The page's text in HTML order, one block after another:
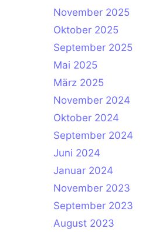
November 2025
Oktober 2025
September 2025
Mai 2025
März 2025
November 2024
Oktober 2024
September 2024
Juni 2024
Januar 2024
November 2023
September 2023
August 2023